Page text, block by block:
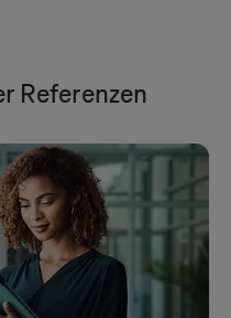
Referenzen